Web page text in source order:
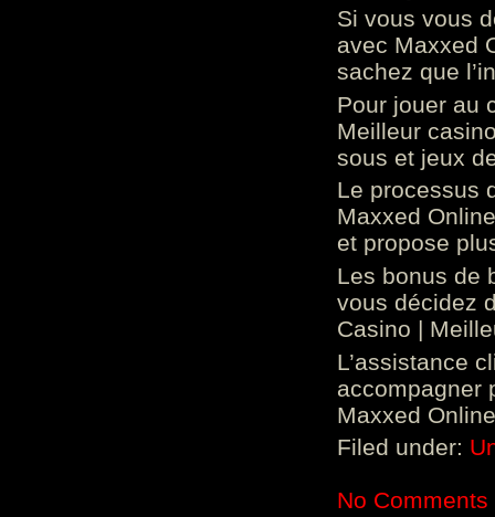
Si vous vous
avec Maxxed
sachez que
Pour jouer au
Meilleur
sous et jeux
Le processus
Maxxed
et propose
Les bonus de
vous décidez
Casino |
L’assistance
accompagner
Maxxed
Filed under:
No Comments